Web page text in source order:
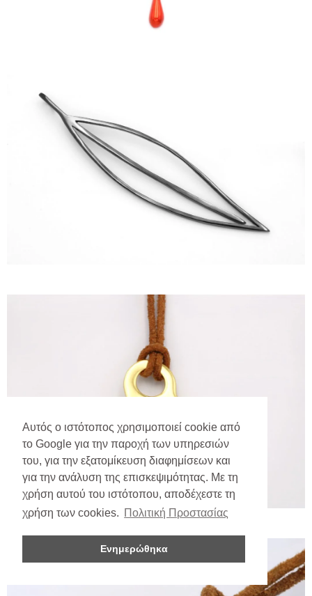
Αυτός ο ιστότοπος χρησιμοποιεί cookie από
το Google για την παροχή των υπηρεσιών
του, για την εξατομίκευση διαφημίσεων και
για την ανάλυση της επισκεψιμότητας. Με τη
χρήση αυτού του ιστότοπου, αποδέχεστε τη
χρήση των cookies. Πολιτική Προστασίας
Ενημερώθηκα